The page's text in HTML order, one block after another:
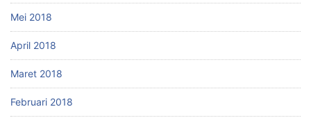
Mei 2018
April 2018
Maret 2018
Februari 2018